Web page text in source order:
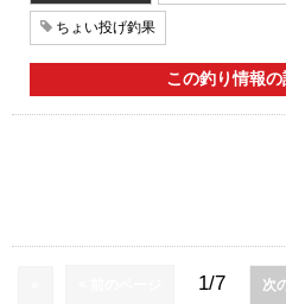
ちょい投げ釣果
この釣り情報
1/7 次